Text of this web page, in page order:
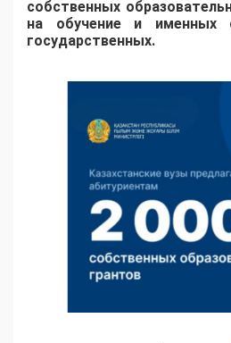
собственных
на обучение и именных
государственных.